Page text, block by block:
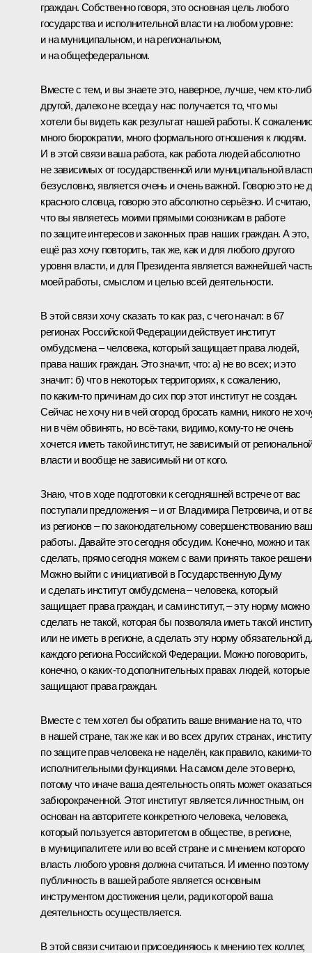
граждан. Собственно говоря, это основная цель любого
государства и исполнительной власти на любом уровне:
и на муниципальном, и на региональном,
и на общефедеральном.
Вместе с тем, и вы знаете это, наверное, лучше, чем
другой, далеко не всегда у нас получается то, что мы
хотели бы видеть как результат нашей работы. К
много бюрократии, много формального отношения к людям.
И в этой связи ваша работа, как работа людей абсолютно
не зависимых от государственной или муниципальной
безусловно, является очень и очень важной. Говорю это не
красного словца, говорю это абсолютно серьёзно. И считаю,
что вы являетесь моими прямыми союзникам в работе
по защите интересов и законных прав наших граждан. А это,
ещё раз хочу повторить, так же, как и для любого другого
уровня власти, и для Президента является важнейшей
моей работы, смыслом и целью всей деятельности.
В этой связи хочу сказать то как раз, с чего начал: в 67
регионах Российской Федерации действует институт
омбудсмена – человека, который защищает права людей,
права наших граждан. Это значит, что: а) не во всех; и это
значит: б) что в некоторых территориях, к сожалению,
по каким‑то причинам до сих пор этот институт не создан.
Сейчас не хочу ни в чей огород бросать камни, никого не
ни в чём обвинять, но всё‑таки, видимо, кому‑то не очень
хочется иметь такой институт, не зависимый от
власти и вообще не зависимый ни от кого.
Знаю, что в ходе подготовки к сегодняшней встрече от вас
поступали предложения – и от Владимира Петровича, и от
из регионов – по законодательному совершенствованию
работы. Давайте это сегодня обсудим. Конечно, можно и так
сделать, прямо сегодня можем с вами принять такое
Можно выйти с инициативой в Государственную Думу
и сделать институт омбудсмена – человека, который
защищает права граждан, и сам институт, – эту норму можно
сделать не такой, которая бы позволяла иметь такой
или не иметь в регионе, а сделать эту норму обязательной
каждого региона Российской Федерации. Можно поговорить,
конечно, о каких‑то дополнительных правах людей, которые
защищают права граждан.
Вместе с тем хотел бы обратить ваше внимание на то, что
в нашей стране, так же как и во всех других странах,
по защите прав человека не наделён, как правило, какими‑то
исполнительными функциями. На самом деле это верно,
потому что иначе ваша деятельность опять может оказаться
забюрокраченной. Этот институт является личностным, он
основан на авторитете конкретного человека, человека,
который пользуется авторитетом в обществе, в регионе,
в муниципалитете или во всей стране и с мнением которого
власть любого уровня должна считаться. И именно поэтому
публичность в вашей работе является основным
инструментом достижения цели, ради которой ваша
деятельность осуществляется.
В этой связи считаю и присоединяюсь к мнению тех коллег,